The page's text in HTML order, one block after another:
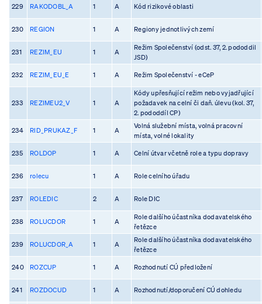
229 RAKODOBL_A 1 A Kód rizikové oblasti
230 REGION 1 A Regiony jednotlivých zemí
231 REZIM_EU 1 A
Režim Společenství (odst. 37, 2. pododdil
JSD)
232 REZIM_EU_E 1 A Režim Společenství - eCeP
233 REZIMEU2_V 1 A
Kódy upřesňující režim nebo vyjadřující
požadavek na celní či daň. úlevu (kol. 37,
2. pododdíl CP)
234 RID_PRUKAZ_F 1 A
Volná služební místa, volná pracovní
místa, volné lokality
235 ROLDOP 1 A Celní útvar včetně role a typu dopravy
236 rolecu 1 A Role celního úřadu
237 ROLEDIC 2 A Role DIC
238 ROLUCDOR 1 A
Role dalšího účastníka dodavatelského
řetězce
239 ROLUCDOR_A 1 A
Role dalšího účastníka dodavatelského
řetězce
240 ROZCUP 1 A Rozhodnutí CÚ předložení
241 ROZDOCUD 1 A Rozhodnutí/doporučení CÚ dohledu